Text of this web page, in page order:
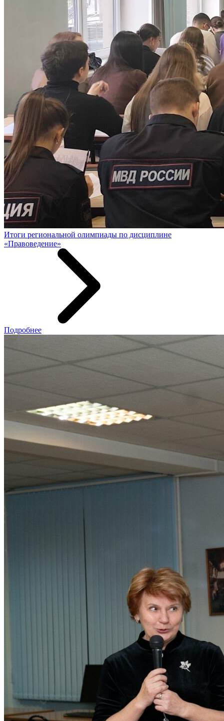
Итоги региональной олимпиады по дисциплине
«Правоведение»
Подробнее